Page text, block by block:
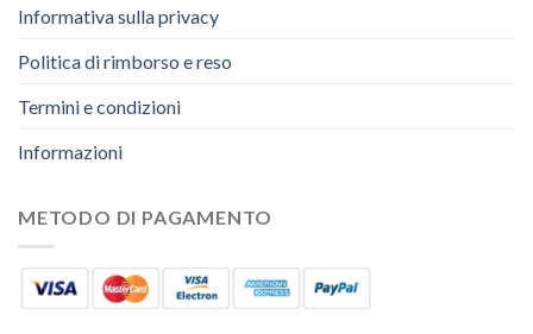
Informativa sulla privacy
Politica di rimborso e reso
Termini e condizioni
Informazioni
METODO DI PAGAMENTO